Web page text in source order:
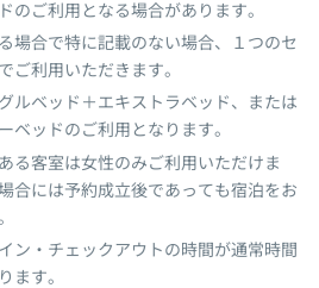
のご利用となる場合があります。
場合で特に記載のない場合、１つのセ
ご利用いただきます。
ルベッド＋エキストラベッド、または
ベッドのご利用となります。
る客室は女性のみご利用いただけま
合には予約成立後であっても宿泊をお
ン・チェックアウトの時間が通常時間
ます。